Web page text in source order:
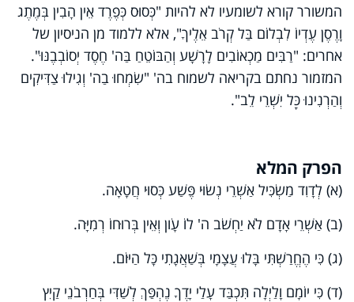
המשורר קורא לשומעיו לא להיות "כְּסוּס כְּפֶרֶד אֵין הָבִין בְּמֶתֶג
וָרֶסֶן עֶדְיוֹ לִבְלוֹם בַּל קְרֹב אֵלֶיךָ", אלא ללמוד מן הניסיון של
אחרים: "רַבִּים מַכְאוֹבִים לָרָשָׁע וְהַבּוֹטֵחַ בַּה' חֶסֶד יְסוֹבְבֶנּוּ".
המזמור נחתם בקריאה לשמוח בה' "שִׂמְחוּ בַה' וְגִילוּ צַדִּיקִים
וְהַרְנִינוּ כׇּל יִשְׁרֵי לֵב".
הפרק המלא
(א) לְדָוִד מַשְׂכִּיל אַשְׁרֵי נְשׂוּי פֶּשַׁע כְּסוּי חֲטָאָה.
(ב) אַשְׁרֵי אָדָם לֹא יַחְשֹׁב ה' לוֹ עָו‍ֹן וְאֵין בְּרוּחוֹ רְמִיָּה.
(ג) כִּי הֶחֱרַשְׁתִּי בָּלוּ עֲצָמָי בְּשַׁאֲגָתִי כָּל הַיּוֹם.
(ד) כִּי יוֹמָם וָלַיְלָה תִּכְבַּד עָלַי יָדֶךָ נֶהְפַּךְ לְשַׁדִּי בְּחַרְבֹנֵי קַיִץ